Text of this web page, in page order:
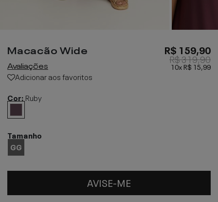
Macacão Wide
Avaliações
Adicionar aos favoritos
R$ 159,90
R$ 319,90
10xR$ 15,99
Cor: Ruby
Tamanho
GG
AVISE-ME